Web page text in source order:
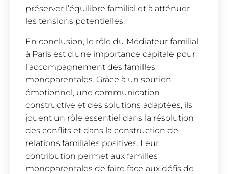
préserver l’équilibre familial et à atténuer
les tensions potentielles.
En conclusion, le rôle du Médiateur familial
à Paris est d’une importance capitale pour
l’accompagnement des familles
monoparentales. Grâce à un soutien
émotionnel, une communication
constructive et des solutions adaptées, ils
jouent un rôle essentiel dans la résolution
des conflits et dans la construction de
relations familiales positives. Leur
contribution permet aux familles
monoparentales de faire face aux défis de